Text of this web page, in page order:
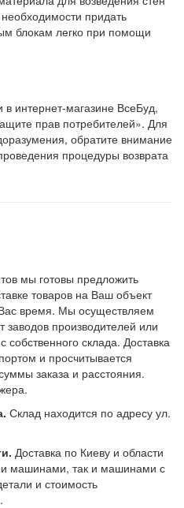
придать
блокам легко при помощи
интернет-магазине ВсеБуд,
прав потребителей». Для
обратите внимание
процедуры возврата
мы готовы предложить
товаров на Ваш объект
время. Мы осуществляем
заводов производителей или
собственного склада. Доставка
и просчитывается
заказа и расстояния.
Склад находится по адресу ул.
Доставка по Киеву и области
машинами, так и машинами с
и стоимость